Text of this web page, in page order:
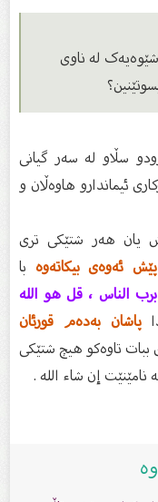
لە ناوی
سڵاو لە سەر گیانى
ئیماندارو هاوەڵان و
هەر شتێکی تری
ئەوەی بیکاتەوەبا
الناس ، قل هو الله
پاشان بەدەم قورئان
تاوەکو هیچ شتێکی
إن شاء الله .